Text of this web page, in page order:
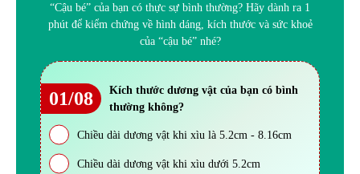
“Cậu bé” của bạn có thực sự bình thường? Hãy dành ra 1
phút để kiểm chứng về hình dáng, kích thước và sức khoẻ
của “cậu bé” nhé?
01/08
Kích thước dương vật của bạn có bình
thường không?
Chiều dài dương vật khi xìu là 5.2cm - 8.16cm
Chiều dài dương vật khi xìu dưới 5.2cm